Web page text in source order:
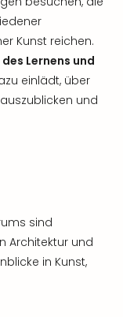
Kunst reichen.
Lernens und
einlädt, über
und
sind
Architektur und
in Kunst,